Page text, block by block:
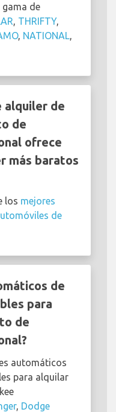
de
THRIFTY,
, NATIONAL
alquiler de
de
ofrece
más baratos
los mejores
de
de
para
de
automáticos
para alquilar
, Dodge